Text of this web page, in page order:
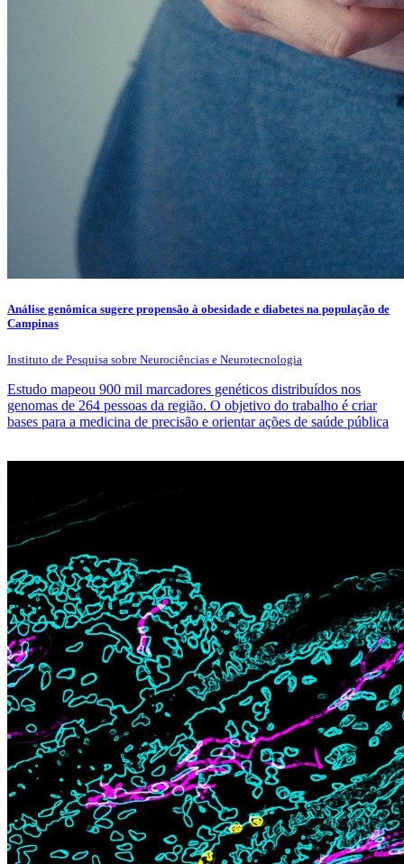
Análise genômica sugere propensão à obesidade e diabetes na população de
Campinas
Instituto de Pesquisa sobre Neurociências e Neurotecnologia
Estudo mapeou 900 mil marcadores genéticos distribuídos nos
genomas de 264 pessoas da região. O objetivo do trabalho é criar
bases para a medicina de precisão e orientar ações de saúde pública